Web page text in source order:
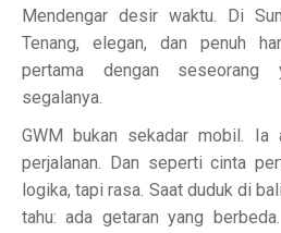
Mendengar desir waktu. Di
Tenang, elegan, dan penuh
pertama dengan seseorang
segalanya.
GWM bukan sekadar mobil. Ia
perjalanan. Dan seperti cinta
logika, tapi rasa. Saat duduk di
tahu: ada getaran yang